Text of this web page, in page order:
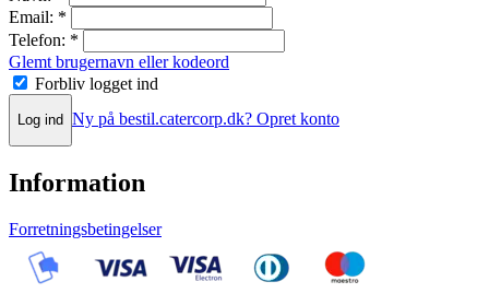
Email: *
Telefon: *
Glemt brugernavn eller kodeord
Forbliv logget ind
Log ind Ny på bestil.catercorp.dk? Opret konto
Information
Forretningsbetingelser